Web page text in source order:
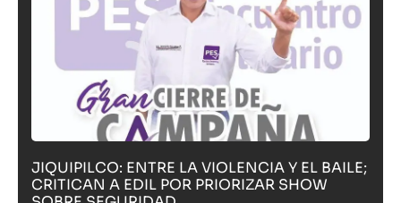
JIQUIPILCO: ENTRE LA VIOLENCIA Y EL BAILE;
CRITICAN A EDIL POR PRIORIZAR SHOW